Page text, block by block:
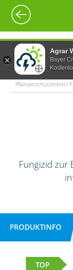
Agrar
Bayer
Pflanzenschutzmittel /
Fungizid zur
PRODUKTINFO
TOP